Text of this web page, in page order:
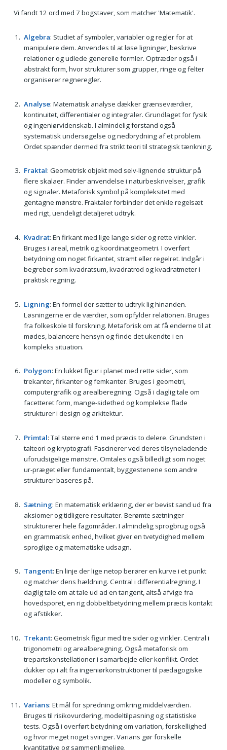
Vi fandt 12 ord med 7 bogstaver, som matcher 'Matematik'.
Algebra: Studiet af symboler, variabler og regler for at
manipulere dem. Anvendes til at løse ligninger, beskrive
relationer og udlede generelle formler. Optræder også i
abstrakt form, hvor strukturer som grupper, ringe og felter
organiserer regneregler.
Analyse: Matematisk analyse dækker grænseværdier,
kontinuitet, differentialer og integraler. Grundlaget for fysik
og ingeniørvidenskab. I almindelig forstand også
systematisk undersøgelse og nedbrydning af et problem.
Ordet spænder dermed fra strikt teori til strategisk tænkning.
Fraktal: Geometrisk objekt med selv-lignende struktur på
flere skalaer. Finder anvendelse i naturbeskrivelser, grafik
og signaler. Metaforisk symbol på kompleksitet med
gentagne mønstre. Fraktaler forbinder det enkle regelsæt
med rigt, uendeligt detaljeret udtryk.
Kvadrat: En firkant med lige lange sider og rette vinkler.
Bruges i areal, metrik og koordinatgeometri. I overført
betydning om noget firkantet, stramt eller regelret. Indgår i
begreber som kvadratsum, kvadratrod og kvadratmeter i
praktisk regning.
Ligning: En formel der sætter to udtryk lig hinanden.
Løsningerne er de værdier, som opfylder relationen. Bruges
fra folkeskole til forskning. Metaforisk om at få enderne til at
mødes, balancere hensyn og finde det ukendte i en
kompleks situation.
Polygon: En lukket figur i planet med rette sider, som
trekanter, firkanter og femkanter. Bruges i geometri,
computergrafik og arealberegning. Også i daglig tale om
facetteret form, mange-sidethed og komplekse flade
strukturer i design og arkitektur.
Primtal: Tal større end 1 med præcis to delere. Grundsten i
talteori og kryptografi. Fascinerer ved deres tilsyneladende
uforudsigelige mønstre. Omtales også billedligt som noget
ur-præget eller fundamentalt, byggestenene som andre
strukturer baseres på.
Sætning: En matematisk erklæring, der er bevist sand ud fra
aksiomer og tidligere resultater. Berømte sætninger
strukturerer hele fagområder. I almindelig sprogbrug også
en grammatisk enhed, hvilket giver en tvetydighed mellem
sproglige og matematiske udsagn.
Tangent: En linje der lige netop berører en kurve i et punkt
og matcher dens hældning. Central i differentialregning. I
daglig tale om at tale ud ad en tangent, altså afvige fra
hovedsporet, en rig dobbeltbetydning mellem præcis kontakt
og afstikker.
Trekant: Geometrisk figur med tre sider og vinkler. Central i
trigonometri og arealberegning. Også metaforisk om
trepartskonstellationer i samarbejde eller konflikt. Ordet
dukker op i alt fra ingeniørkonstruktioner til pædagogiske
modeller og symbolik.
Varians: Et mål for spredning omkring middelværdien.
Bruges til risikovurdering, modeltilpasning og statistiske
tests. Også i overført betydning om variation, forskellighed
og hvor meget noget svinger. Varians gør forskelle
kvantitative og sammenlignelige.